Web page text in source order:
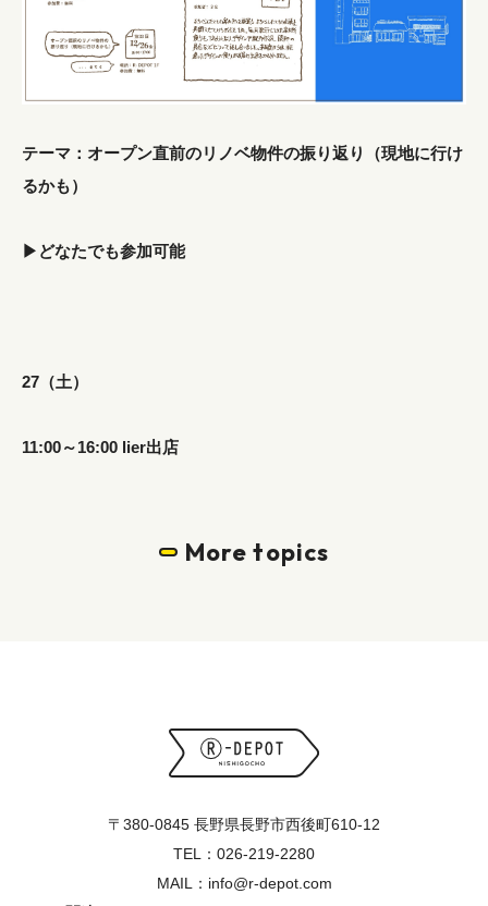
テーマ：オープン直前のリノベ物件の振り返り（現地に行け
るかも）
▶︎どなたでも参加可能
27（土）
11:00～16:00 lier出店
More topics
〒380-0845 長野県長野市西後町610-12
TEL：026-219-2280
MAIL：info@r-depot.com